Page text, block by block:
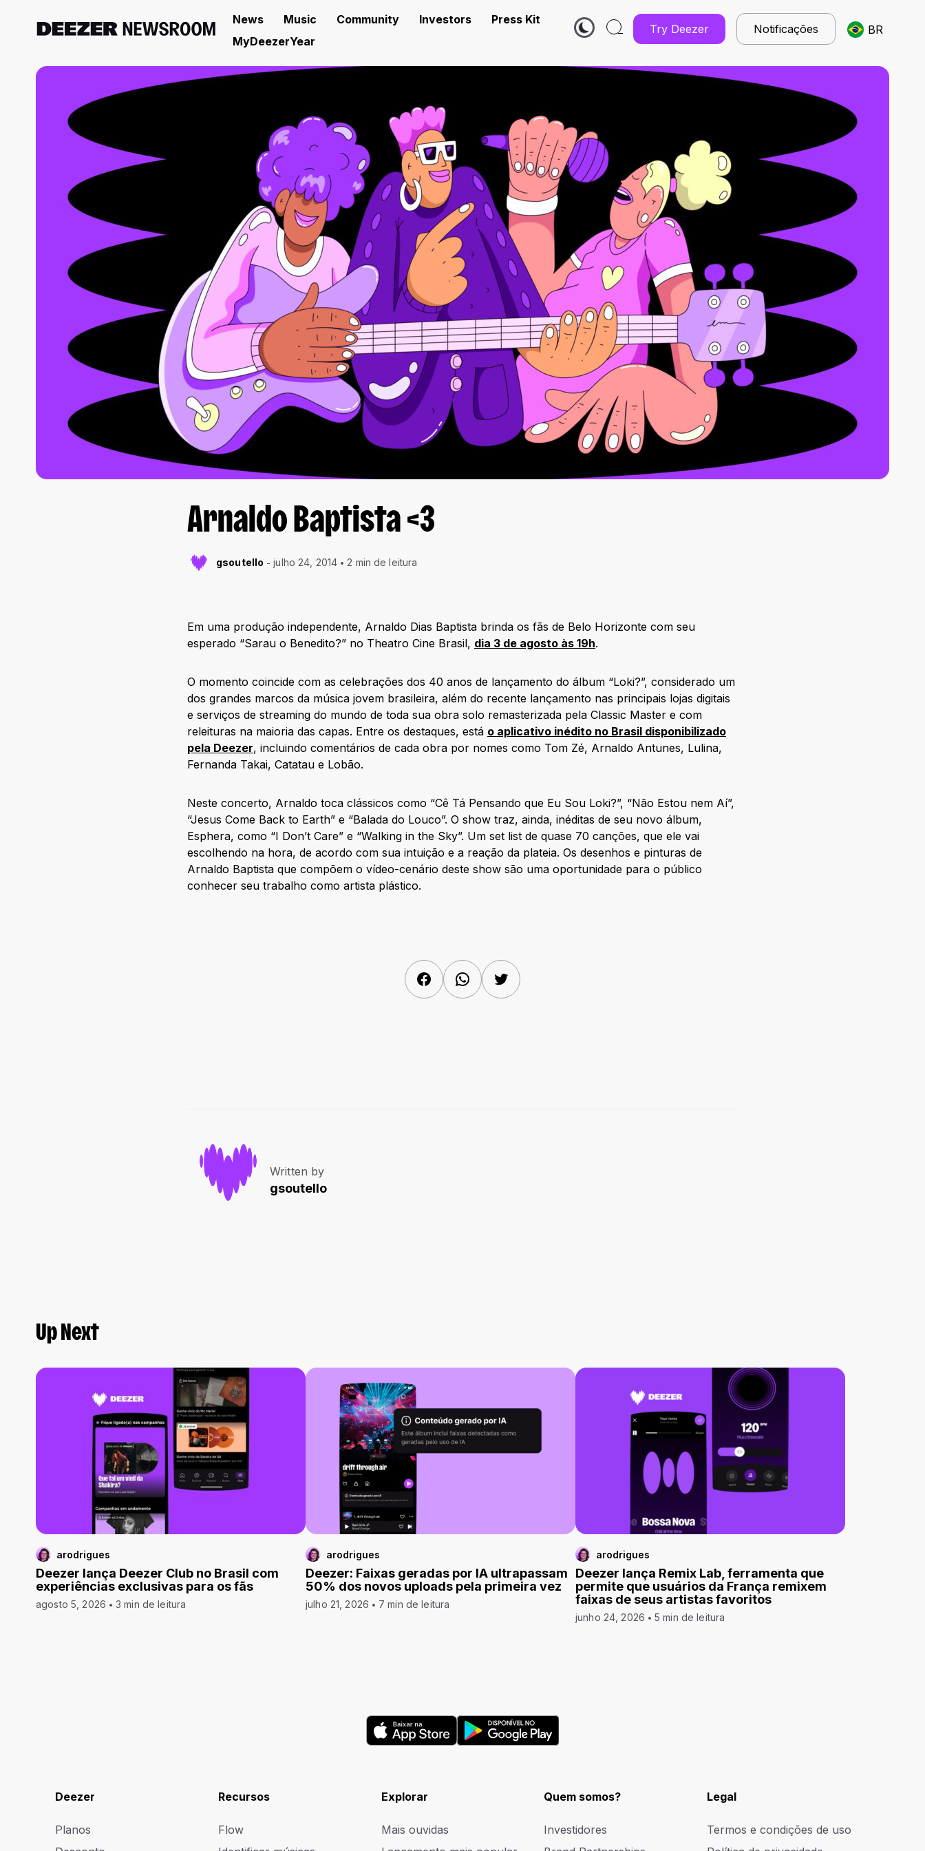
News Music Community Investors
Press Kit
MyDeezerYear
Try Deezer Notificações BR
Arnaldo Baptista <3
gsoutello julho 24, 2014 2 min de leitura
Em uma produção independente, Arnaldo Dias Baptista brinda os fãs de Belo Horizonte com seu
esperado “Sarau o Benedito?” no Theatro Cine Brasil, dia 3 de agosto às 19h.
O momento coincide com as celebrações dos 40 anos de lançamento do álbum “Loki?”, considerado um
dos grandes marcos da música jovem brasileira, além do recente lançamento nas principais lojas digitais
e serviços de streaming do mundo de toda sua obra solo remasterizada pela Classic Master e com
releituras na maioria das capas. Entre os destaques, está o aplicativo inédito no Brasil disponibilizado
pela Deezer, incluindo comentários de cada obra por nomes como Tom Zé, Arnaldo Antunes, Lulina,
Fernanda Takai, Catatau e Lobão.
Neste concerto, Arnaldo toca clássicos como “Cê Tá Pensando que Eu Sou Loki?”, “Não Estou nem Aí”,
“Jesus Come Back to Earth” e “Balada do Louco”. O show traz, ainda, inéditas de seu novo álbum,
Esphera, como “I Don’t Care” e “Walking in the Sky”. Um set list de quase 70 canções, que ele vai
escolhendo na hora, de acordo com sua intuição e a reação da plateia. Os desenhos e pinturas de
Arnaldo Baptista que compõem o vídeo-cenário deste show são uma oportunidade para o público
conhecer seu trabalho como artista plástico.
FacebookWhatsAppTwitter
Written by
gsoutello
Up Next
arodrigues
Deezer lança Deezer Club no Brasil com
experiências exclusivas para os fãs
agosto 5, 2026 3 min de leitura
arodrigues
Deezer: Faixas geradas por IA ultrapassam
50% dos novos uploads pela primeira vez
julho 21, 2026 7 min de leitura
arodrigues
Deezer lança Remix Lab, ferramenta que
permite que usuários da França remixem
faixas de seus artistas favoritos
junho 24, 2026 5 min de leitura
Deezer
Planos
Recursos
Flow
Explorar
Mais ouvidas
Quem somos?
Investidores
Legal
Termos e condições de uso